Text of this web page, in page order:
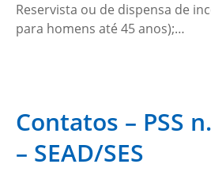
Reservista ou de dispensa de
para homens até 45 anos);…
Contatos – PSS
– SEAD/SES